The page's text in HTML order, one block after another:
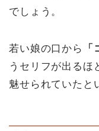
でしょう。
若い娘の口から
うセリフが出るほ
魅せられていたと